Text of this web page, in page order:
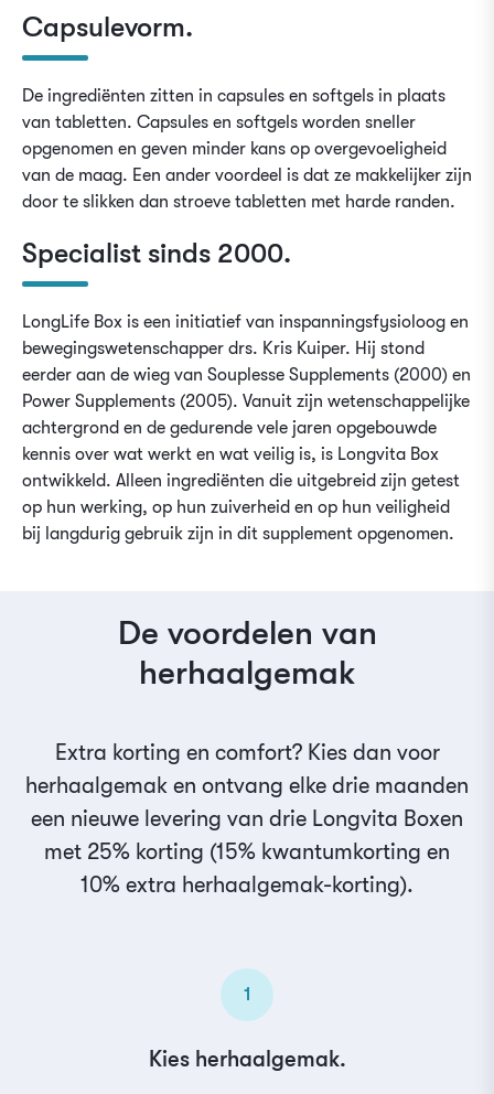
Capsulevorm.
De ingrediënten zitten in capsules en softgels in plaats
van tabletten. Capsules en softgels worden sneller
opgenomen en geven minder kans op overgevoeligheid
van de maag. Een ander voordeel is dat ze makkelijker zijn
door te slikken dan stroeve tabletten met harde randen.
Specialist sinds 2000.
LongLife Box is een initiatief van inspanningsfysioloog en
bewegingswetenschapper drs. Kris Kuiper. Hij stond
eerder aan de wieg van Souplesse Supplements (2000) en
Power Supplements (2005). Vanuit zijn wetenschappelijke
achtergrond en de gedurende vele jaren opgebouwde
kennis over wat werkt en wat veilig is, is Longvita Box
ontwikkeld. Alleen ingrediënten die uitgebreid zijn getest
op hun werking, op hun zuiverheid en op hun veiligheid
bij langdurig gebruik zijn in dit supplement opgenomen.
De voordelen van
herhaalgemak
Extra korting en comfort? Kies dan voor
herhaalgemak en ontvang elke drie maanden
een nieuwe levering van drie Longvita Boxen
met 25% korting (15% kwantumkorting en
10% extra herhaalgemak-korting).
1
Kies herhaalgemak.